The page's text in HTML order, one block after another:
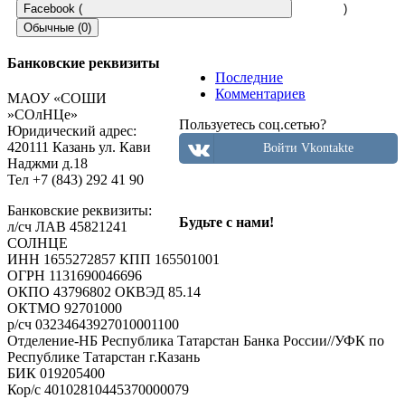
Facebook (
)
Обычные (0)
Пользуетесь соц.сетью?
Войти Vkontakte
Ваш e-mail не будет опубликован.
помечены*
Комментарий
Последние
Комментариев
Пользуетесь соц.сетью?
Войти Vkontakte
Будьте с нами!
Банковские реквизиты
МАОУ «СОШИ
»СОлНЦе»
Юридический адрес:
420111 Казань ул. Кави
Наджми д.18
Тел +7 (843) 292 41 90
Банковские реквизиты:
л/сч ЛАВ 45821241
СОЛНЦЕ
ИНН 1655272857 КПП 165501001
ОГРН 1131690046696
ОКПО 43796802 ОКВЭД 85.14
ОКТМО 92701000
р/cч 03234643927010001100
Отделение-НБ Республика Татарстан Банка России//УФК по
Республике Татарстан г.Казань
БИК 019205400
Кор/с 40102810445370000079